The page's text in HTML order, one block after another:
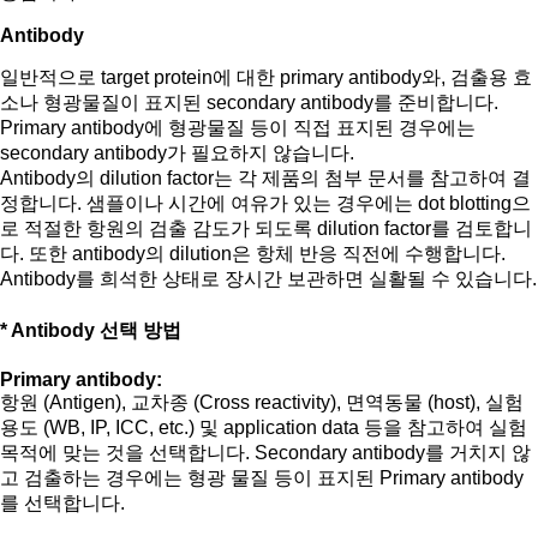
Antibody
일반적으로 target protein에 대한 primary antibody와, 검출용 효
소나 형광물질이 표지된 secondary antibody를 준비합니다.
Primary antibody에 형광물질 등이 직접 표지된 경우에는
secondary antibody가 필요하지 않습니다.
Antibody의 dilution factor는 각 제품의 첨부 문서를 참고하여 결
정합니다. 샘플이나 시간에 여유가 있는 경우에는 dot blotting으
로 적절한 항원의 검출 감도가 되도록 dilution factor를 검토합니
다. 또한 antibody의 dilution은 항체 반응 직전에 수행합니다.
Antibody를 희석한 상태로 장시간 보관하면 실활될 수 있습니다.
* Antibody 선택 방법
Primary antibody:
항원 (Antigen), 교차종 (Cross reactivity), 면역동물 (host), 실험
용도 (WB, IP, ICC, etc.) 및 application data 등을 참고하여 실험
목적에 맞는 것을 선택합니다. Secondary antibody를 거치지 않
고 검출하는 경우에는 형광 물질 등이 표지된 Primary antibody
를 선택합니다.